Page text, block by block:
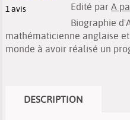
1avis
Edité par A
Biographie
mathématicienne anglaise
monde à avoir réalisé un
DESCRIPTION